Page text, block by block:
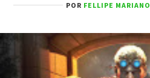
POR FELLIPE MARIANO